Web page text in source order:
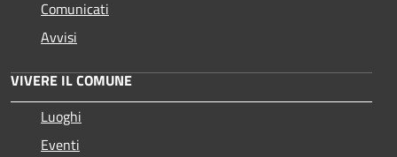
Comunicati
Avvisi
VIVERE IL COMUNE
Luoghi
Eventi